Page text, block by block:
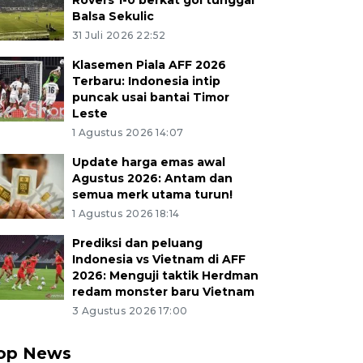
Balsa Sekulic
31 Juli 2026 22:52
Klasemen Piala AFF 2026
Terbaru: Indonesia intip
puncak usai bantai Timor
Leste
1 Agustus 2026 14:07
Update harga emas awal
Agustus 2026: Antam dan
semua merk utama turun!
1 Agustus 2026 18:14
Prediksi dan peluang
Indonesia vs Vietnam di AFF
2026: Menguji taktik Herdman
redam monster baru Vietnam
3 Agustus 2026 17:00
News